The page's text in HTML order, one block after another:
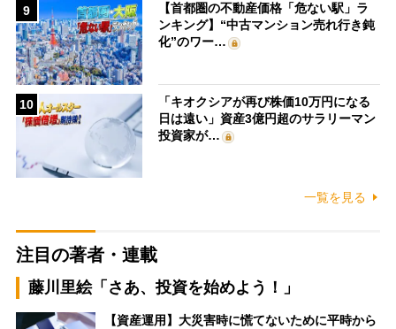
9
【首都圏の不動産価格「危ない駅」ラ
ンキング】“中古マンション売れ行き鈍
化”のワー…
10
「キオクシアが再び株価10万円になる
日は遠い」資産3億円超のサラリーマン
投資家が…
一覧を見る
注目の著者・連載
藤川里絵「さあ、投資を始めよう！」
【資産運用】大災害時に慌てないために平時から